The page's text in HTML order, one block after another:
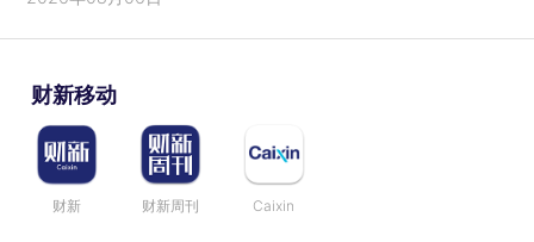
财新移动
财新 财新周刊 Caixin